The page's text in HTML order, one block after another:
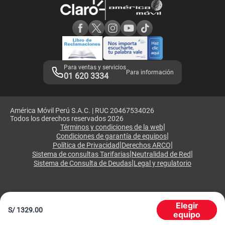
S/ 1329.00
Elegir
equipo
Consulta de IMEI
Consulta de reclamos
Adquirientes iPhone 6, 6S y SE
Mensaje de Seguridad
Términos y Condiciones de Tienda Claro
Libro de Reclamaciones
Legales de marketplace
Para ventas y servicios
01 620 3334 Para información
América Móvil Perú S.A.C. | RUC 20467534026
Todos los derechos reservados 2026
Términos y condiciones de la web|
Condiciones de garantía de equipos|
Política de Privacidad|Derechos ARCO|
Sistema de consultas Tarifarias|Neutralidad de Red|
Sistema de Consulta de Deudas|Legal y regulatorio